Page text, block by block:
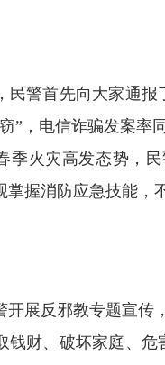
首先向大家通报
”，电信诈骗发案率
季火灾高发态势，
掌握消防应急技能，
反邪教专题宣传，
钱财、破坏家庭、